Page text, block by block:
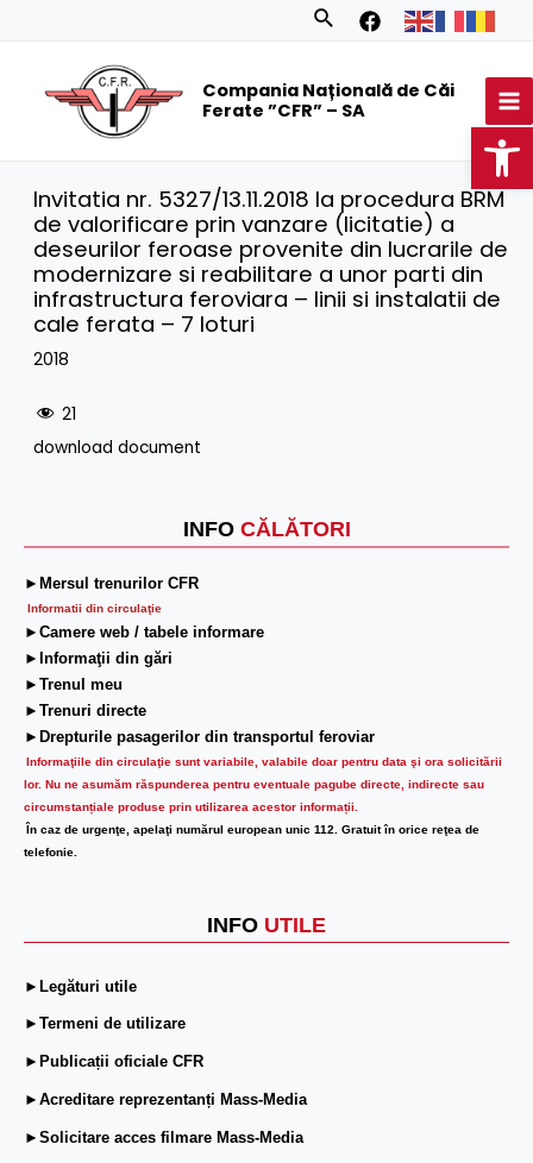
Search
Compania Națională de Căi
Ferate ”CFR” – SA
INFO CĂLĂTORI
►Mersul trenurilor CFR
Informatii din circulaţie
►Camere web / tabele informare
►Informaţii din gări
►Trenul meu
►Trenuri directe
►Drepturile pasagerilor din transportul feroviar
Informaţiile din circulaţie sunt variabile, valabile doar pentru data şi ora solicitării
lor. Nu ne asumăm răspunderea pentru eventuale pagube directe, indirecte sau
circumstanțiale produse prin utilizarea acestor informații.
În caz de urgenţe, apelaţi numărul european unic 112. Gratuit în orice reţea de
telefonie.
INFO UTILE
►Legături utile
►Termeni de utilizare
►Publicații oficiale CFR
►Acreditare reprezentanți Mass-Media
►Solicitare acces filmare Mass-Media
Invitatia nr. 5327/13.11.2018 la procedura BRM
de valorificare prin vanzare (licitatie) a
deseurilor feroase provenite din lucrarile de
modernizare si reabilitare a unor parti din
infrastructura feroviara – linii si instalatii de
cale ferata – 7 loturi
2018
21
download document